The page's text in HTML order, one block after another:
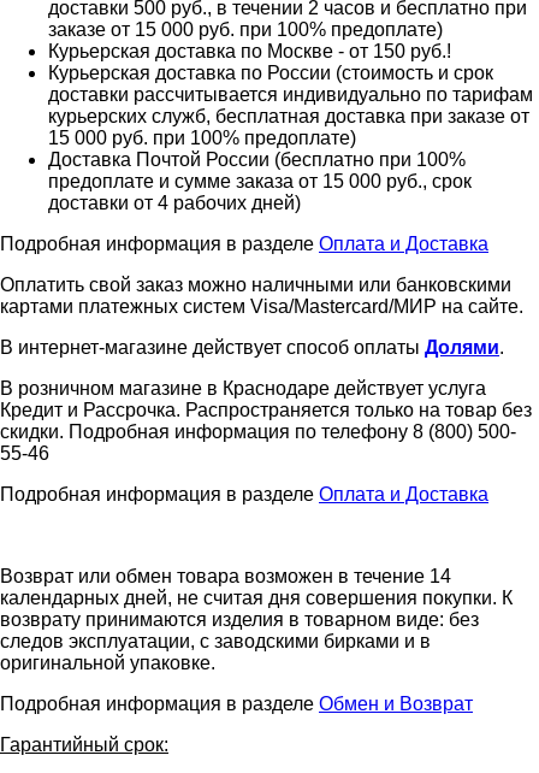
доставки 500 руб., в течении 2 часов и бесплатно при
заказе от 15 000 руб. при 100% предоплате)
Курьерская доставка по Москве - от 150 руб.!
Курьерская доставка по России (стоимость и срок
доставки рассчитывается индивидуально по тарифам
курьерских служб, бесплатная доставка при заказе от
15 000 руб. при 100% предоплате)
Доставка Почтой России (бесплатно при 100%
предоплате и сумме заказа от 15 000 руб., срок
доставки от 4 рабочих дней)
Подробная информация в разделе Оплата и Доставка
Оплатить свой заказ можно наличными или банковскими
картами платежных систем Visa/Mastercard/МИР на сайте.
В интернет-магазине действует способ оплаты Долями.
В розничном магазине в Краснодаре действует услуга
Кредит и Рассрочка. Распространяется только на товар без
скидки. Подробная информация по телефону 8 (800) 500-
55-46
Подробная информация в разделе Оплата и Доставка
Возврат или обмен товара возможен в течение 14
календарных дней, не считая дня совершения покупки. К
возврату принимаются изделия в товарном виде: без
следов эксплуатации, с заводскими бирками и в
оригинальной упаковке.
Подробная информация в разделе Обмен и Возврат
Гарантийный срок: